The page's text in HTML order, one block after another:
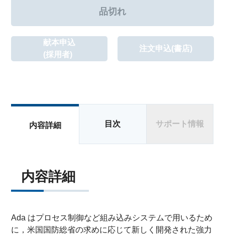
献本申込
(採用者)
注文申込(書店)
内容詳細 目次 サポート情報
内容詳細
Ada はプロセス制御など組み込みシステムで用いるため
に，米国国防総省の求めに応じて新しく開発された強力